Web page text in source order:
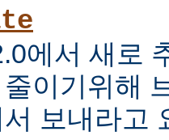
에서 새로
이기위해
보내라고